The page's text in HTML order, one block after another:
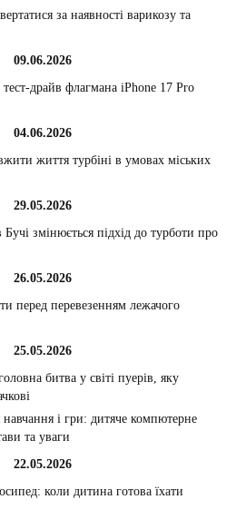
за наявності варикозу та
09.06.2026
драйв флагмана iPhone 17 Pro
04.06.2026
життя турбіні в умовах міських
29.05.2026
Бучі змінюється підхід до турботи про
26.05.2026
перед перевезенням лежачого
25.05.2026
битва у світі пуерів, яку
навчання і гри: дитяче компютерне
та уваги
22.05.2026
коли дитина готова їхати